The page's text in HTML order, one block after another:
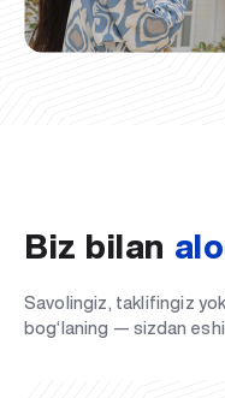
Biz bilan
Savolingiz, taklifingiz
bog‘laning — sizdan